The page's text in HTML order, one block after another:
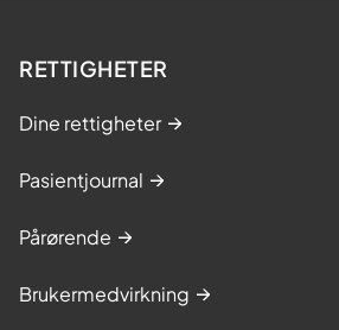
RETTIGHETER
Dine rettigheter
Pasientjournal
Pårørende
Brukermedvirkning